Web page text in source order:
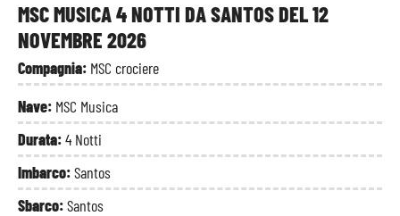
MSC MUSICA 4 NOTTI DA SANTOS DEL 12
NOVEMBRE 2026
Compagnia: MSC crociere
Nave: MSC Musica
Durata:4 Notti
Imbarco:Santos
Sbarco:Santos